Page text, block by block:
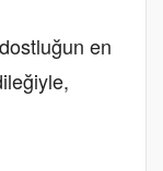
en